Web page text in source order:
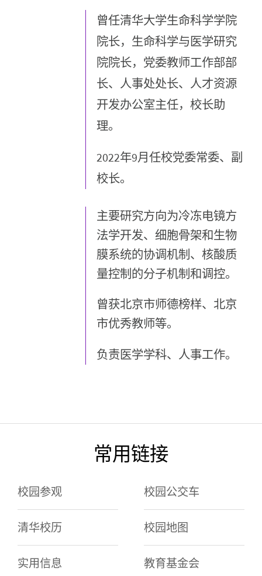
曾任清华大学生命科学学院
院长，生命科学与医学研究
院院长，党委教师工作部部
长、人事处处长、人才资源
开发办公室主任，校长助
理。
2022年9月任校党委常委、副
校长。
主要研究方向为冷冻电镜方
法学开发、细胞骨架和生物
膜系统的协调机制、核酸质
量控制的分子机制和调控。
曾获北京市师德榜样、北京
市优秀教师等。
负责医学学科、人事工作。
常用链接
校园参观 校园公交车
清华校历 校园地图
实用信息 教育基金会